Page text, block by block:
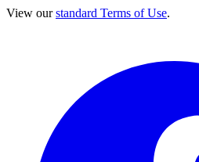
View ourstandard Terms of Use.